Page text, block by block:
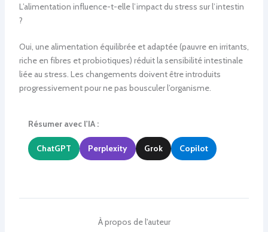
L’alimentation influence-t-elle l’impact du stress sur l’intestin
?
Oui, une alimentation équilibrée et adaptée (pauvre en irritants,
riche en fibres et probiotiques) réduit la sensibilité intestinale
liée au stress. Les changements doivent être introduits
progressivement pour ne pas bousculer l’organisme.
Résumer avec l'IA :
ChatGPT Perplexity Grok Copilot
À propos de l'auteur